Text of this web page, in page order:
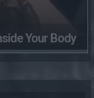
Your Body